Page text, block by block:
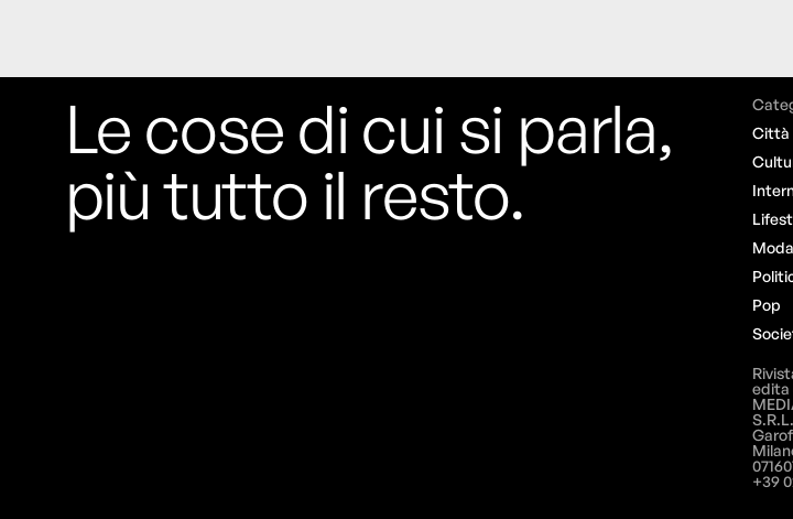
Le cose di cui si parla,
più tutto il resto.
Città
Moda
Pop
edita
+39